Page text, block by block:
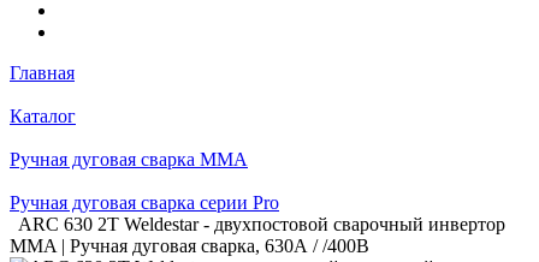
Главная
Каталог
Ручная дуговая сварка MMA
Ручная дуговая сварка серии Pro
ARC 630 2Т Weldestar - двухпостовой сварочный инвертор
MMA | Ручная дуговая сварка, 630А / /400В